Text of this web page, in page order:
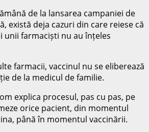
de la lansarea campaniei de
există deja cazuri din care reiese că
unii farmaciști nu au înțeles
farmacii, vaccinul nu se eliberează
de la medicul de familie.
explica procesul, pas cu pas, pe
orice pacient, din momentul
până în momentul vaccinării.